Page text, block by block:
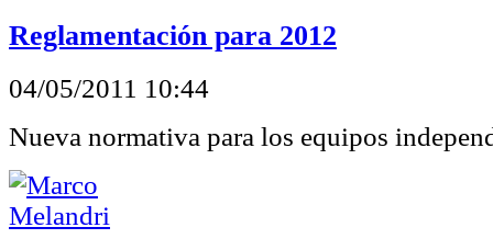
Reglamentación para 2012
04/05/2011 10:44
Nueva normativa para los equipos